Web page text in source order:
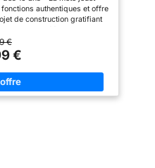
gamme de sets LEGO Technic
(vendus séparément), intégrant
des mouvements et des
LEGO Builder, où les enfants
peuvent zoomer, faire pivoter
les modèles en 3D, suivre leur
Favorise le Jeu en
42170 authentiques et offre
de construction gratifiant
cette réplique de moto
aux enfants d’exposer
collectionner De nombreux
de moto inclut une direction,
un moteur 4 cylindres
décorés – Élément
Ce jouet de construction est
aux garçons et aux filles qui
€
€